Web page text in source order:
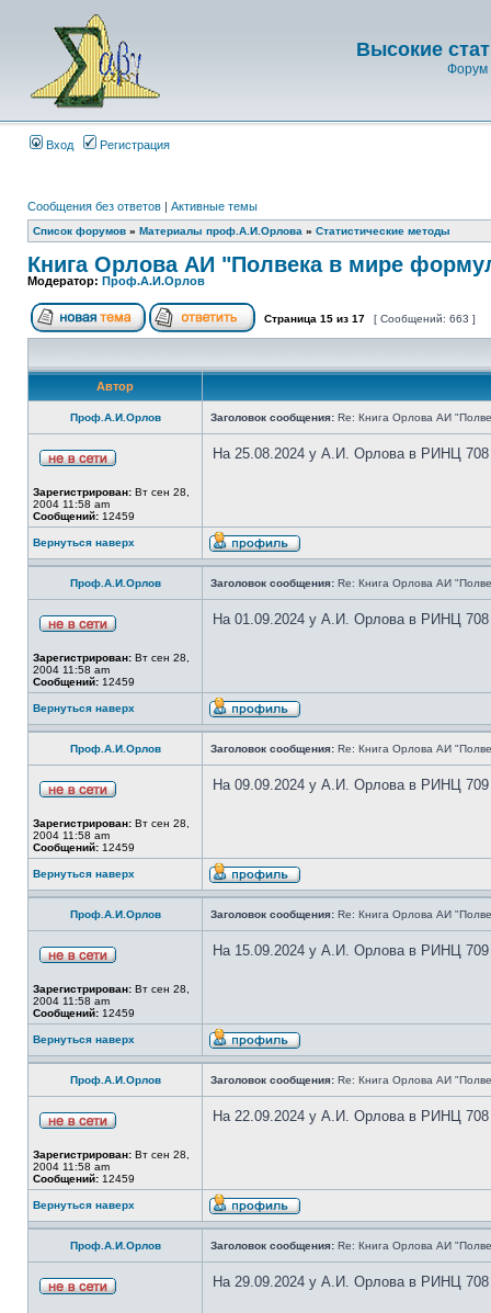
Высокие
Форум
Вход Регистрация
Сообщения без ответов | Активные темы
Список форумов » Материалы проф.А.И.Орлова » Статистические методы
Книга Орлова АИ "Полвека в мире
Модератор: Проф.А.И.Орлов
Страница 15 из 17 [ Сообщений: 663 ]
Автор
Проф.А.И.Орлов Заголовок сообщения: Re: Книга Орлова АИ
Зарегистрирован: Вт сен 28,
2004 11:58 am
Сообщений: 12459
На 25.08.2024 у А.И. Орлова в РИНЦ 708
Вернуться наверх
Проф.А.И.Орлов Заголовок сообщения: Re: Книга Орлова АИ
Зарегистрирован: Вт сен 28,
2004 11:58 am
Сообщений: 12459
На 01.09.2024 у А.И. Орлова в РИНЦ 708
Вернуться наверх
Проф.А.И.Орлов Заголовок сообщения: Re: Книга Орлова АИ
Зарегистрирован: Вт сен 28,
2004 11:58 am
Сообщений: 12459
На 09.09.2024 у А.И. Орлова в РИНЦ 709
Вернуться наверх
Проф.А.И.Орлов Заголовок сообщения: Re: Книга Орлова АИ
Зарегистрирован: Вт сен 28,
2004 11:58 am
Сообщений: 12459
На 15.09.2024 у А.И. Орлова в РИНЦ 709
Вернуться наверх
Проф.А.И.Орлов Заголовок сообщения: Re: Книга Орлова АИ
Зарегистрирован: Вт сен 28,
2004 11:58 am
Сообщений: 12459
На 22.09.2024 у А.И. Орлова в РИНЦ 708
Вернуться наверх
Проф.А.И.Орлов Заголовок сообщения: Re: Книга Орлова АИ
На 29.09.2024 у А.И. Орлова в РИНЦ 708